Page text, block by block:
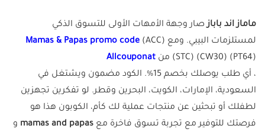
ماماز اند بابازصار وجهة الأمهات الأولى للتسوق الذكي
لمستلزمات البيبي. ومع
Mamas & Papas promo code (ACC)
(STC) (CW30) (PT64) من
Allcouponat
، أي طلب يوصلك بخصم 15%. الكود مضمون ويشتغل في
السعودية، الإمارات، الكويت، البحرين وقطر. لو تفكرين تجهزين
لطفلك أو تبحثين عن منتجات عملية لك كأم، الكوبون هذا هو
فرصتك للتوفير مع تجربة تسوق فاخرة مع mamas and papas و